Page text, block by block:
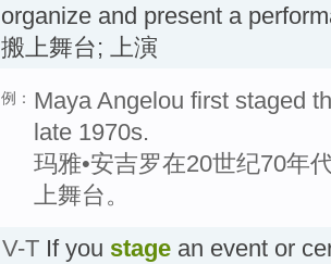
organize and present a
搬上舞台; 上演
例： Maya Angelou first staged
late 1970s.
玛雅•安吉罗在20世纪70年
上舞台。
V-T If you stage an event or